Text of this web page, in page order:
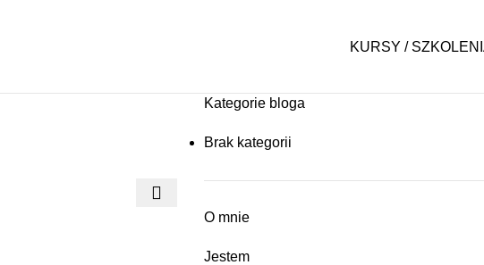
KURSY /
Kategorie bloga
Brak kategorii
O mnie
Jestem